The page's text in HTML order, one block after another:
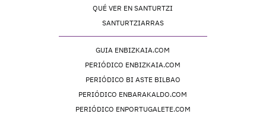
QUÉ VER EN SANTURTZI
SANTURTZIARRAS
GUIA ENBIZKAIA.COM
PERIÓDICO ENBIZKAIA.COM
PERIÓDICO BI ASTE BILBAO
PERIÓDICO ENBARAKALDO.COM
PERIÓDICO ENPORTUGALETE.COM